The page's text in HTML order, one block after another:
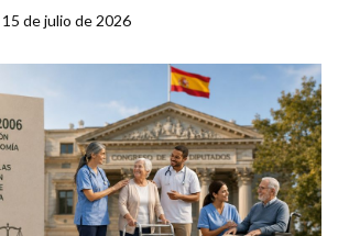
de julio de 2026